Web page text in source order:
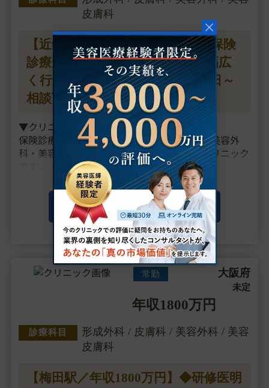
皮膚科
【近鉄奈良駅／時給12500円】◆保険
診療から本格的な美容外科まで幅広
く行うCL／美容未経験OK／週1日～
相談可／院長の直接指導あり◆
▼クリニックの特徴
保険診療の皮膚科・皮膚外科・形成外科と、美容外
科・美容皮膚科を標榜する地域に根差したクリニック
保険範囲内の治療から、より美しくなりたい方のため
の美容手術まで、幅広く対応しており、
「疾患を治すだけではなく、その先の患者様のQOL向
上や美の向上にも尽力したい」
「【病の医療】にも携・・・
この求人の詳細を見る
常勤 大阪府
未定
年収1800万円
診療科目
形成外科 / 皮膚科 / 美容外科 / 美容
皮膚科
【梅田駅／年収1800万円】◆研修医明